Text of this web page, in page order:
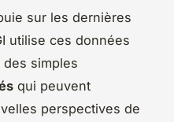
sur les dernières
utilise ces données
simples
qui peuvent
perspectives de